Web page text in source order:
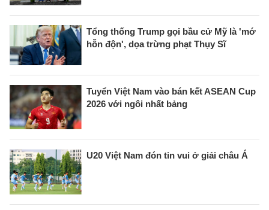
Tổng thống Trump gọi bầu cử Mỹ là 'mớ
hỗn độn', dọa trừng phạt Thụy Sĩ
Tuyển Việt Nam vào bán kết ASEAN Cup
2026 với ngôi nhất bảng
U20 Việt Nam đón tin vui ở giải châu Á